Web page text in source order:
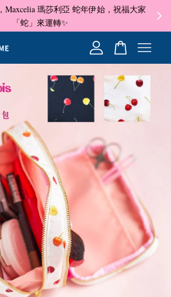
Maxcelia 瑪莎利亞 蛇年伊始，祝福大家
「蛇」來運轉✨
✦
車目前還是空的。
繼續購物